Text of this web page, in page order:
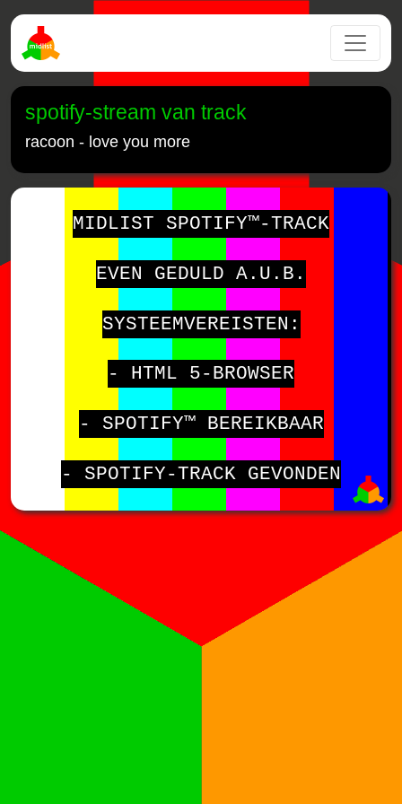
spotify-stream van track
racoon - love you more
MIDLIST SPOTIFY™-TRACK
EVEN GEDULD A.U.B.
SYSTEEMVEREISTEN:
- HTML 5-BROWSER
- SPOTIFY™ BEREIKBAAR
- SPOTIFY-TRACK GEVONDEN